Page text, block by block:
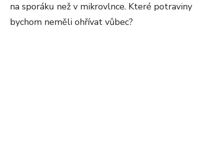
na sporáku než v mikrovlnce. Které potraviny
bychom neměli ohřívat vůbec?